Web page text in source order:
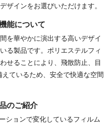
ザインをお選びいただけます。
能について
を華やかに演出する高いデザイ
る製品です。ポリエステルフィ
せることにより、飛散防止、目
ているため、安全で快適な空間
のご紹介
ションで変化しているフィルム